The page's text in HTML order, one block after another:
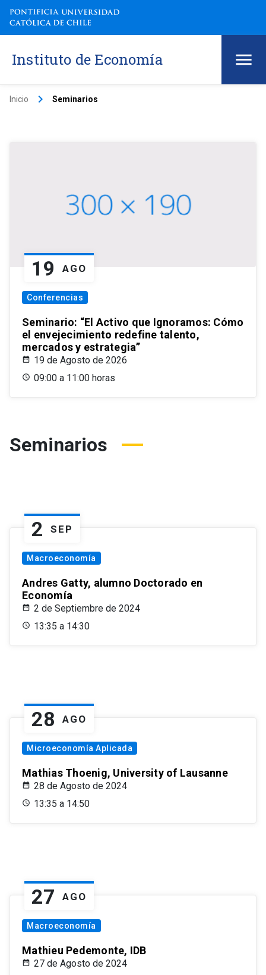
Instituto de Economía
Inicio keyboard_arrow_right Seminarios
19 AGO
Conferencias
Seminario: “El Activo que Ignoramos: Cómo
el envejecimiento redefine talento,
mercados y estrategia”
19 de Agosto de 2026
09:00 a 11:00 horas
Seminarios
2 SEP
Macroeconomía
Andres Gatty, alumno Doctorado en
Economía
2 de Septiembre de 2024
13:35 a 14:30
28 AGO
Microeconomía Aplicada
Mathias Thoenig, University of Lausanne
28 de Agosto de 2024
13:35 a 14:50
27 AGO
Macroeconomía
Mathieu Pedemonte, IDB
27 de Agosto de 2024